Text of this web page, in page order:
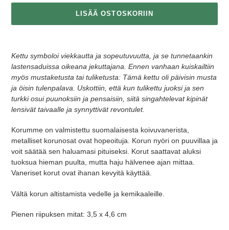
LISÄÄ OSTOSKORIIN
ostoskoriin
Kettu symboloi viekkautta ja sopeutuvuutta, ja se tunnetaankin
lastensaduissa oikeana jekuttajana. Ennen vanhaan kuiskailtiin
myös mustaketusta tai tuliketusta: Tämä kettu oli päivisin musta
ja öisin tulenpalava. Uskottiin, että kun tulikettu juoksi ja sen
turkki osui puunoksiin ja pensaisiin, siitä singahtelevat kipinät
lensivät taivaalle ja synnyttivät revontulet.
Korumme on valmistettu suomalaisesta koivuvanerista,
metalliset korunosat ovat hopeoituja. Korun nyöri on puuvillaa ja
voit säätää sen haluamasi pituiseksi. Korut saattavat aluksi
tuoksua hieman puulta, mutta haju hälvenee ajan mittaa.
Vaneriset korut ovat ihanan kevyitä käyttää.
Vältä korun altistamista vedelle ja kemikaaleille.
Pienen riipuksen mitat: 3,5 x 4,6 cm